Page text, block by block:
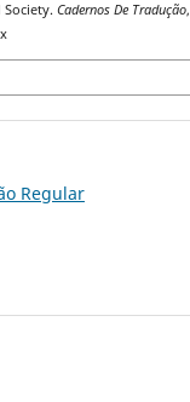
Cadernos De Tradução,
Regular